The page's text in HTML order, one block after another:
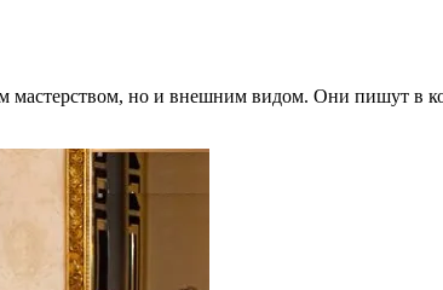
но и внешним видом. Они пишут в